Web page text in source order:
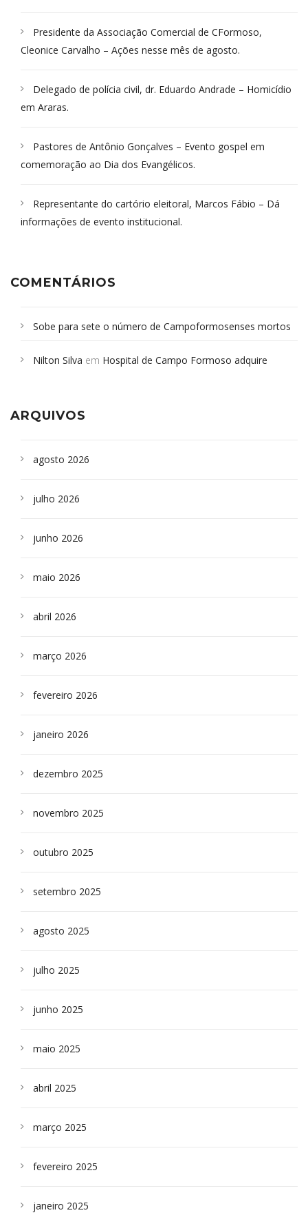
Presidente da Associação Comercial de CFormoso,
Cleonice Carvalho – Ações nesse mês de agosto.
Delegado de polícia civil, dr. Eduardo Andrade – Homicídio
em Araras.
Pastores de Antônio Gonçalves – Evento gospel em
comemoração ao Dia dos Evangélicos.
Representante do cartório eleitoral, Marcos Fábio – Dá
informações de evento institucional.
COMENTÁRIOS
Sobe para sete o número de Campoformosenses mortos
Campoformosenses que morreram em desabamentos são
Nilton Silva em Hospital de Campo Formoso adquire
ARQUIVOS
agosto 2026
julho 2026
junho 2026
maio 2026
abril 2026
março 2026
fevereiro 2026
janeiro 2026
dezembro 2025
novembro 2025
outubro 2025
setembro 2025
agosto 2025
julho 2025
junho 2025
maio 2025
abril 2025
março 2025
fevereiro 2025
janeiro 2025